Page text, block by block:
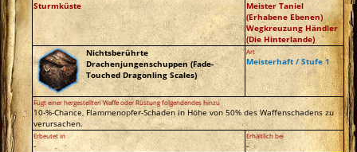
Sturmküste
Meister Taniel
(Erhabene Ebenen)
Wegkreuzung Händler
(Die Hinterlande)
Nichtsberührte
Drachenjungenschuppen (Fade-
Touched Dragonling Scales)
Art
Meisterhaft / Stufe 1
Fügt einer hergestellten Waffe oder Rüstung folgendendes hinzu
10-%-Chance, Flammenopfer-Schaden in Höhe von 50% des Waffenschadens zu
verursachen.
Erbeutet in
-
Erhältlich bei
-